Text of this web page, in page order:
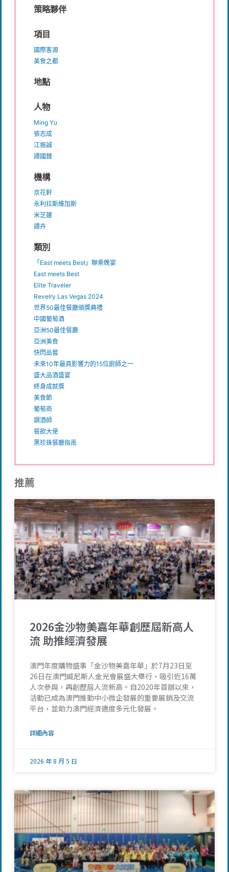
策略夥伴
項目
國際客源
美食之都
地點
人物
Ming Yu
張志成
江振誠
譚國鋒
機構
京花軒
永利拉斯維加斯
米芝蓮
譚卉
類別
「East meets Best」聯乘晚宴
East meets Best
Elite Traveler
Revelry Las Vegas 2024
世界50最佳餐廳頒獎典禮
中國葡萄酒
亞洲50最佳餐廳
亞洲美食
快閃品嘗
未來10年最具影響力的15位廚師之一
盛大品酒盛宴
終身成就獎
美食節
葡萄商
調酒師
餐飲大使
黑珍珠餐廳指南
推薦
2026金沙物美嘉年華創歷屆新高人
流 助推經濟發展
澳門年度購物盛事「金沙物美嘉年華」於7月23日至
26日在澳門威尼斯人金光會展盛大舉行，吸引近16萬
人次參與，再創歷屆人流新高。自2020年首辦以來，
活動已成為澳門推動中小微企發展的重要展銷及交流
平台，並助力澳門經濟適度多元化發展。
詳細內容
2026 年 8 月 5 日